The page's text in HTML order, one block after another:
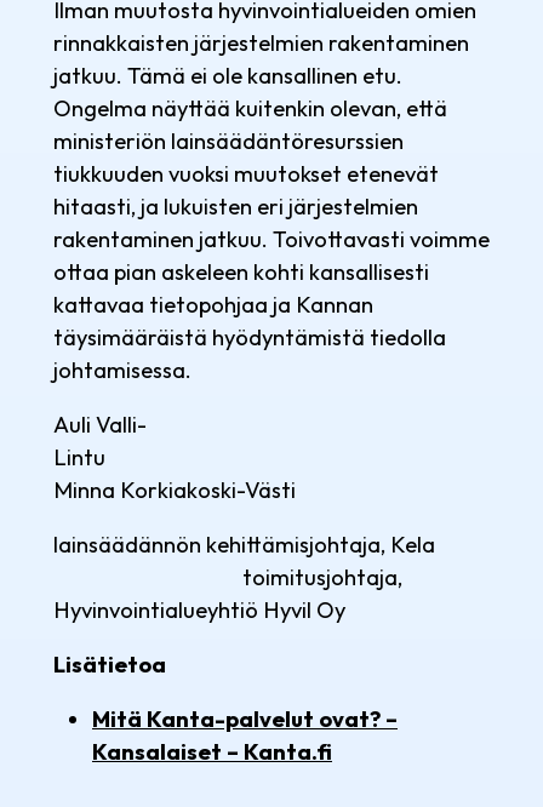
Ilman muutosta hyvinvointialueiden omien
rinnakkaisten järjestelmien rakentaminen
jatkuu. Tämä ei ole kansallinen etu.
Ongelma näyttää kuitenkin olevan, että
ministeriön lainsäädäntöresurssien
tiukkuuden vuoksi muutokset etenevät
hitaasti, ja lukuisten eri järjestelmien
rakentaminen jatkuu. Toivottavasti voimme
ottaa pian askeleen kohti kansallisesti
kattavaa tietopohjaa ja Kannan
täysimääräistä hyödyntämistä tiedolla
johtamisessa.
Auli Valli-
Lintu
Minna Korkiakoski-Västi
lainsäädännön kehittämisjohtaja, Kela
toimitusjohtaja,
Hyvinvointialueyhtiö Hyvil Oy
Lisätietoa
Mitä Kanta-palvelut ovat? –
Kansalaiset – Kanta.fi